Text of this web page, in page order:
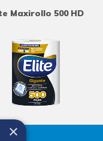
Maxirollo 500 HD
×